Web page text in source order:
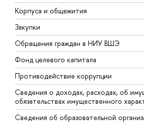
Корпуса и общежития
Закупки
Обращения граждан в НИУ ВШЭ
Фонд целевого капитала
Противодействие коррупции
Сведения о доходах, расходах, об
обязательствах имущественного
Сведения об образовательной